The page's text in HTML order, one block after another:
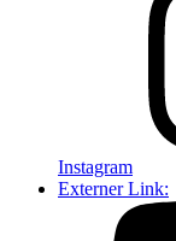
Instagram
Externer Link: